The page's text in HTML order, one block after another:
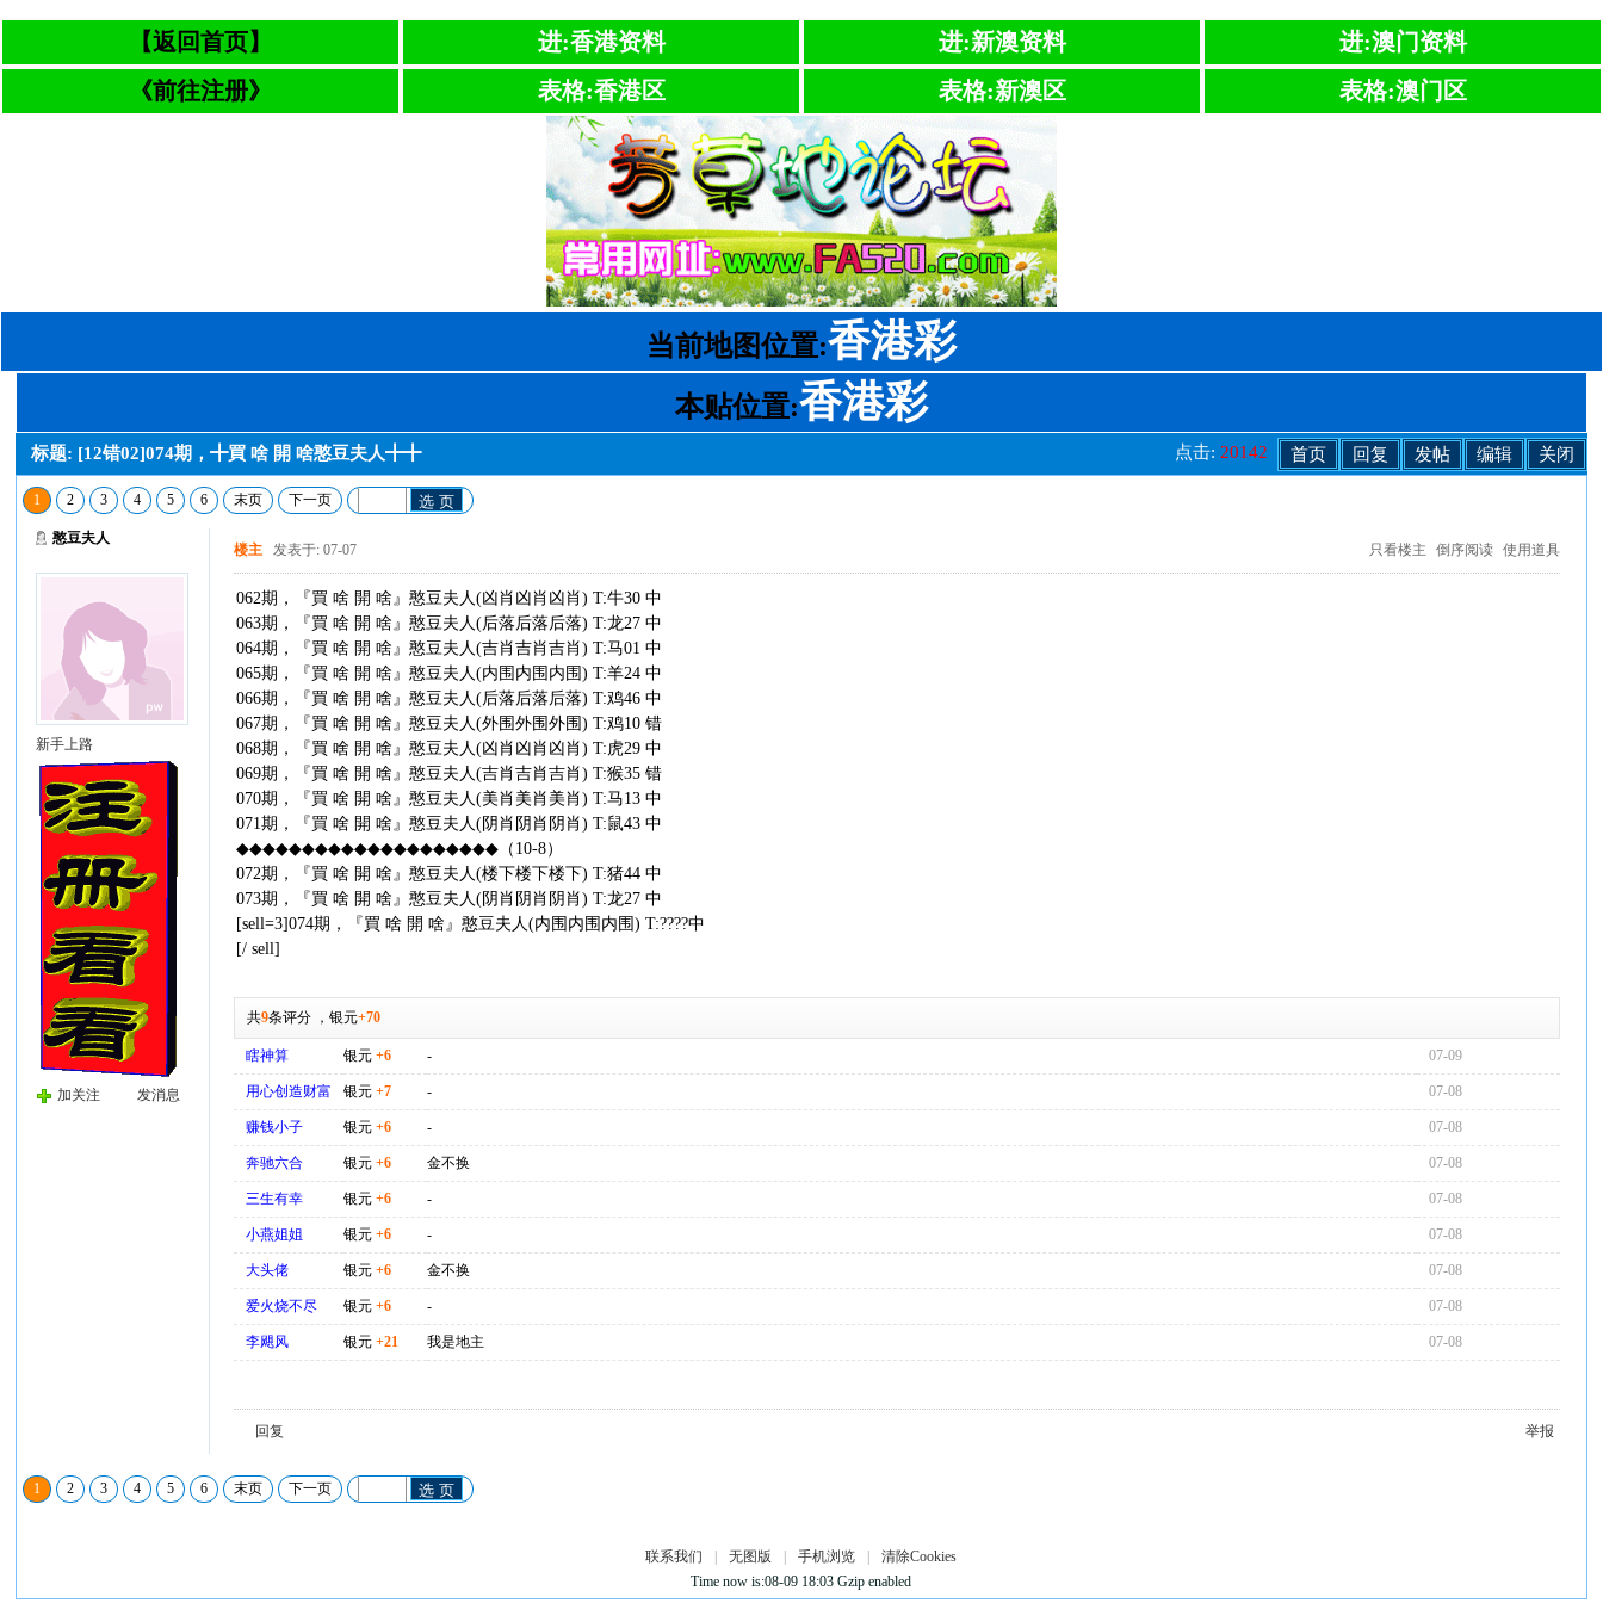
【返回首页】 进:香港资料 进:新澳资料
进:澳门资料
《前往注册》
表格:香港区 表格:新澳区 表格:澳门区
当前地图位置:香港彩
本贴位置:香港彩
关闭
编辑
发帖
回复
首页
点击: 20142
标题: [12错02]074期，╋買 啥 開 啥憨豆夫人╋╋
1 2 3 4 5 6 末页 下一页 选 页
憨豆夫人
新手上路
加关注 发消息
只看楼主 倒序阅读 使用道具
楼主 发表于: 07-07
062期，『買 啥 開 啥』憨豆夫人(凶肖凶肖凶肖) T:牛30 中
063期，『買 啥 開 啥』憨豆夫人(后落后落后落) T:龙27 中
064期，『買 啥 開 啥』憨豆夫人(吉肖吉肖吉肖) T:马01 中
065期，『買 啥 開 啥』憨豆夫人(内围内围内围) T:羊24 中
066期，『買 啥 開 啥』憨豆夫人(后落后落后落) T:鸡46 中
067期，『買 啥 開 啥』憨豆夫人(外围外围外围) T:鸡10 错
068期，『買 啥 開 啥』憨豆夫人(凶肖凶肖凶肖) T:虎29 中
069期，『買 啥 開 啥』憨豆夫人(吉肖吉肖吉肖) T:猴35 错
070期，『買 啥 開 啥』憨豆夫人(美肖美肖美肖) T:马13 中
071期，『買 啥 開 啥』憨豆夫人(阴肖阴肖阴肖) T:鼠43 中
◆◆◆◆◆◆◆◆◆◆◆◆◆◆◆◆◆◆◆◆（10-8）
072期，『買 啥 開 啥』憨豆夫人(楼下楼下楼下) T:猪44 中
073期，『買 啥 開 啥』憨豆夫人(阴肖阴肖阴肖) T:龙27 中
[sell=3]074期，『買 啥 開 啥』憨豆夫人(内围内围内围) T:????中
[/ sell]
共9条评分 ，银元+70
瞎神算 银元+6 - 07-09
用心创造财富 银元+7 - 07-08
赚钱小子 银元+6 - 07-08
奔驰六合 银元+6 金不换 07-08
三生有幸 银元+6 - 07-08
小燕姐姐 银元+6 - 07-08
大头佬 银元+6 金不换 07-08
爱火烧不尽 银元+6 - 07-08
李飓风 银元+21 我是地主 07-08
回复 举报
1 2 3 4 5 6 末页 下一页 选 页
联系我们 无图版 手机浏览
清除Cookies
Time now is:08-09 18:03 Gzip enabled